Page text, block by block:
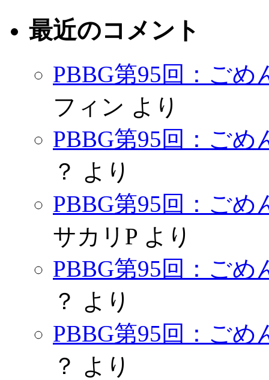
最近のコメント
PBBG第95回：ご
フィン より
PBBG第95回：ご
？ より
PBBG第95回：ご
サカリP より
PBBG第95回：ご
？ より
PBBG第95回：ご
？ より